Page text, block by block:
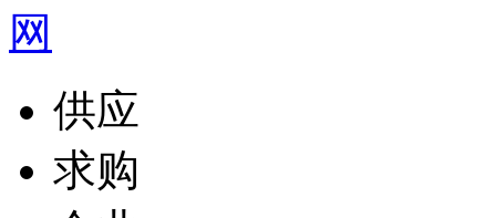
供应
求购